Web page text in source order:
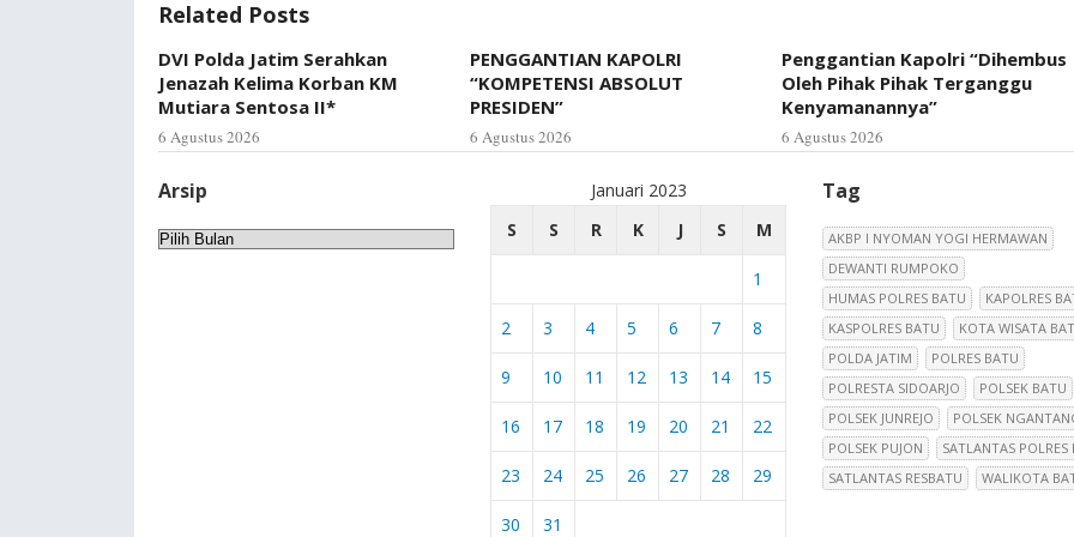
Related Posts
DVI Polda Jatim Serahkan
Jenazah Kelima Korban KM
Mutiara Sentosa II*
6 Agustus 2026
PENGGANTIAN KAPOLRI
“KOMPETENSI ABSOLUT
PRESIDEN”
6 Agustus 2026
Penggantian Kapolri “Dihembus
Oleh Pihak Pihak Terganggu
Kenyamanannya”
6 Agustus 2026
Arsip
Arsip
Januari 2023
S
S R K J S M
1
2 3 4 5 6 7 8
9 10 11 12 13 14 15
16 17 18 19 20 21 22
23 24 25 26 27 28 29
30 31
Tag
AKBP I NYOMAN YOGI HERMAWAN
DEWANTI RUMPOKO
HUMAS POLRES BATU
KAPOLRES
KASPOLRES BATU
KOTA WISATA
POLDA JATIM
POLRES BATU
POLRESTA SIDOARJO
POLSEK BATU
POLSEK JUNREJO
POLSEK
POLSEK PUJON
SATLANTAS POLRES
SATLANTAS RESBATU
WALIKOTA